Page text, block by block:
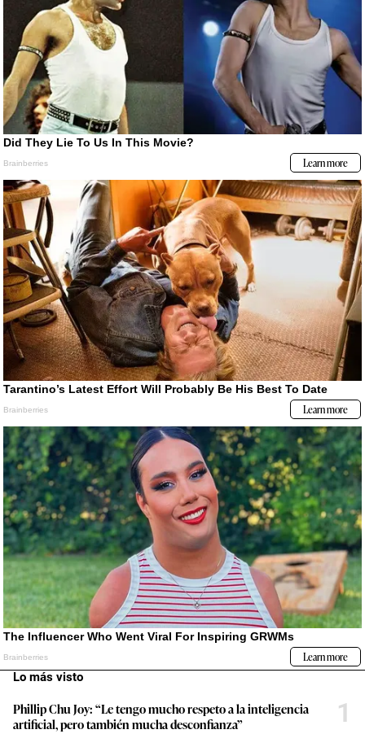
Lo más visto
Phillip Chu Joy: “Le tengo mucho respeto a la inteligencia
artificial, pero también mucha desconfianza”
1